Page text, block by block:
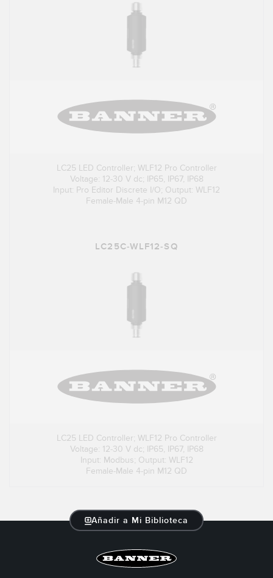
LC25 LED Controller; WLF12 Pro Controller
Voltage: 12-30 V dc; IP65, IP67, IP68
Input: Pro Editor Discrete I/O; Output: WLF12
Female-Male 4-pin M12 QD
LC25C-WLF12-SQ
LC25 LED Controller; WLF12 Pro Controller
Voltage: 12-30 V dc; IP65, IP67, IP68
Input: Modbus; Output: WLF12
Female-Male 4-pin M12 QD
Añadir a Mi Biblioteca